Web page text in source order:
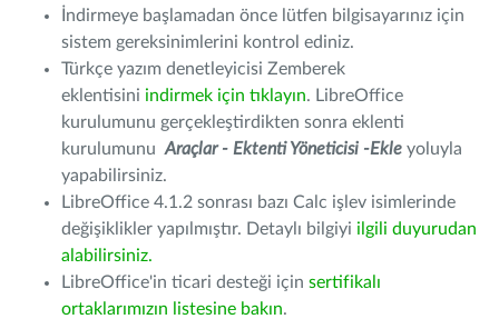
İndirmeye başlamadan önce lütfen bilgisayarınız için
sistem gereksinimlerini kontrol ediniz.
Türkçe yazım denetleyicisi Zemberek
eklentisini indirmek için tıklayın. LibreOffice
kurulumunu gerçekleştirdikten sonra eklenti
kurulumunu Araçlar - Ektenti Yöneticisi -Ekle yoluyla
yapabilirsiniz.
LibreOffice 4.1.2 sonrası bazı Calc işlev isimlerinde
değişiklikler yapılmıştır. Detaylı bilgiyi ilgili duyurudan
alabilirsiniz.
LibreOffice'in ticari desteği için sertifikalı
ortaklarımızın listesine bakın.